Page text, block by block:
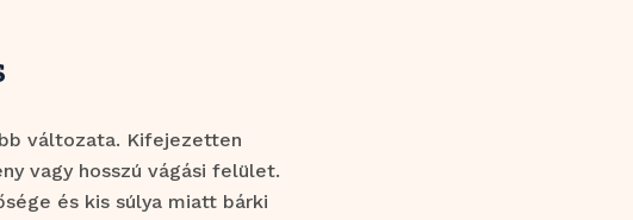
változata. Kifejezetten
vagy hosszú vágási felület.
és kis súlya miatt bárki